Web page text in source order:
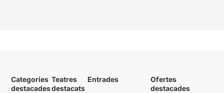
Categories
destacades
Teatres
destacats
Entrades
Ofertes
destacades